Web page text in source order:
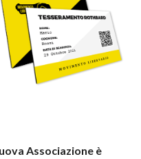
Associazione è